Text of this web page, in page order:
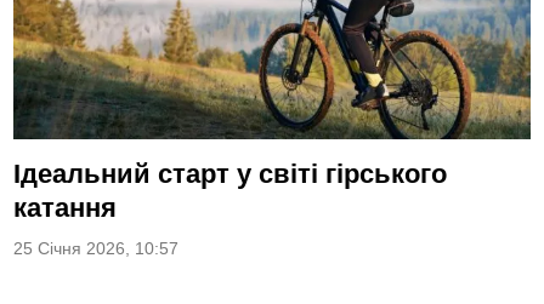
Iдеальний старт у світі гірського
катання
25 Січня 2026, 10:57